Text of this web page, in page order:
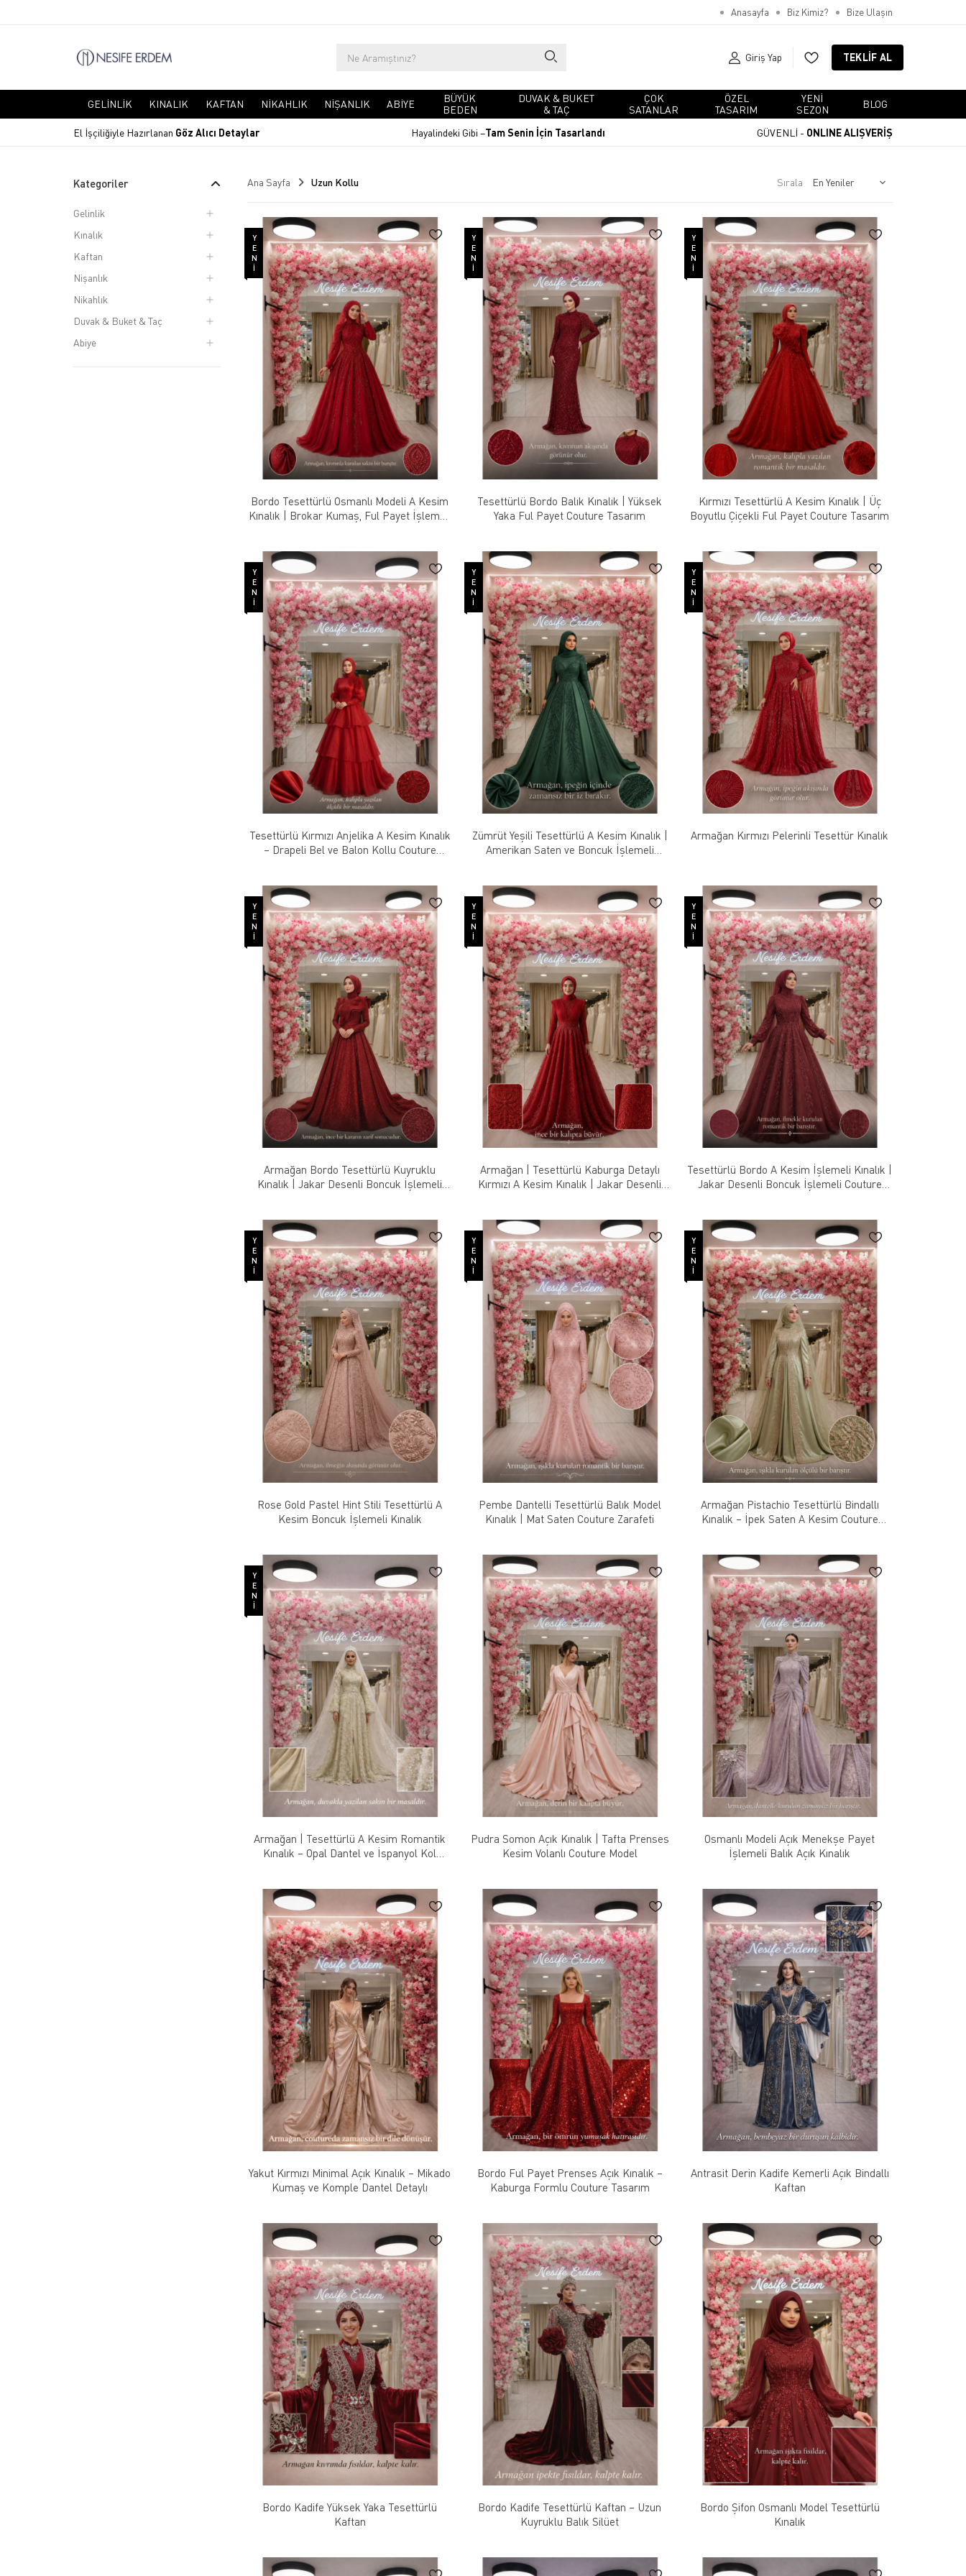
Anasayfa Biz Kimiz? Bize Ulaşın
Giriş Yap TEKLIF AL
GELINLIK KINALIK KAFTAN NIKAHLIK NIŞANLIK ABIYE
BÜYÜK
BEDEN
DUVAK & BUKET
& TAÇ
ÇOK
SATANLAR
ÖZEL
TASARIM
YENI
SEZON
BLOG
El İşçiliğiyle Hazırlanan Göz Alıcı Detaylar Hayalindeki Gibi –Tam Senin İçin Tasarlandı GÜVENLİ - ONLINE ALIŞVERİŞ
Kategoriler
Gelinlik
Kınalık
Kaftan
Nişanlık
Nikahlık
Duvak & Buket & Taç
Abiye
Ana Sayfa Uzun Kollu Sırala
YENI
Bordo Tesettürlü Osmanlı Modeli A Kesim
Kınalık | Brokar Kumaş, Ful Payet İşlemeli
YENI
Tesettürlü Bordo Balık Kınalık | Yüksek
Yaka Ful Payet Couture Tasarım
YENI
Kırmızı Tesettürlü A Kesim Kınalık | Üç
Boyutlu Çiçekli Ful Payet Couture Tasarım
YENI
Tesettürlü Kırmızı Anjelika A Kesim Kınalık
– Drapeli Bel ve Balon Kollu Couture
YENI
Zümrüt Yeşili Tesettürlü A Kesim Kınalık |
Amerikan Saten ve Boncuk İşlemeli
YENI
Armağan Kırmızı Pelerinli Tesettür Kınalık
YENI
Armağan Bordo Tesettürlü Kuyruklu
Kınalık | Jakar Desenli Boncuk İşlemeli
YENI
Armağan | Tesettürlü Kaburga Detaylı
Kırmızı A Kesim Kınalık | Jakar Desenli
YENI
Tesettürlü Bordo A Kesim İşlemeli Kınalık |
Jakar Desenli Boncuk İşlemeli Couture
YENI
Rose Gold Pastel Hint Stili Tesettürlü A
Kesim Boncuk İşlemeli Kınalık
YENI
Pembe Dantelli Tesettürlü Balık Model
Kınalık | Mat Saten Couture Zarafeti
YENI
Armağan Pistachio Tesettürlü Bindallı
Kınalık – İpek Saten A Kesim Couture
YENI
Armağan | Tesettürlü A Kesim Romantik
Kınalık – Opal Dantel ve İspanyol Kol
Pudra Somon Açık Kınalık | Tafta Prenses
Kesim Volanlı Couture Model
Osmanlı Modeli Açık Menekşe Payet
İşlemeli Balık Açık Kınalık
Yakut Kırmızı Minimal Açık Kınalık – Mikado
Kumaş ve Komple Dantel Detaylı
Bordo Ful Payet Prenses Açık Kınalık –
Kaburga Formlu Couture Tasarım
Antrasit Derin Kadife Kemerli Açık Bindallı
Kaftan
Bordo Kadife Yüksek Yaka Tesettürlü
Kaftan
Bordo Kadife Tesettürlü Kaftan – Uzun
Kuyruklu Balık Silüet
Bordo Şifon Osmanlı Model Tesettürlü
Kınalık